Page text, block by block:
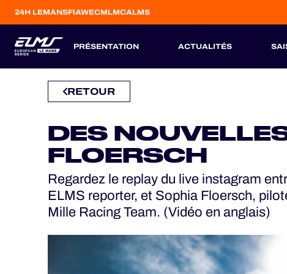
24H LEMANSFIAWECMLMCALMS
PRÉSENTATION
RÉGLEMENTATION
ACTUALITÉS
SAISONS PASSÉES SAISON 2026
ESP
12
AVR
FRA
3
ITA
5
BEL
23
GBR
13
SEP
PRT
10
OCT
ÉQUIPES
BILLETTERIE
24H LEMANS
RETOUR
DES
FLOERSCH
Regardez le replay du live instagram
ELMS reporter, et Sophia Floersch,
Mille Racing Team. (Vidéo en anglais)